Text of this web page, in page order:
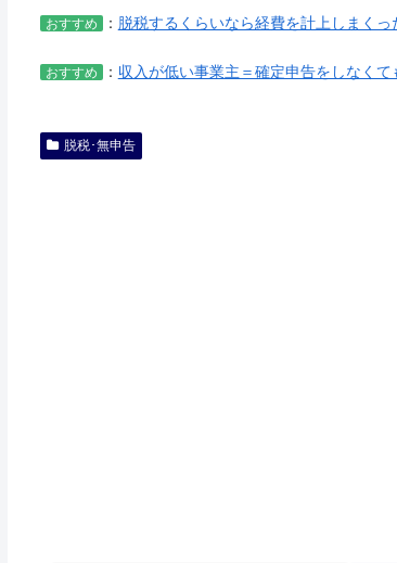
おすすめ ： 脱税するくらいなら経費を計上しまく
おすすめ ： 収入が低い事業主＝確定申告をしなく
脱税･無申告